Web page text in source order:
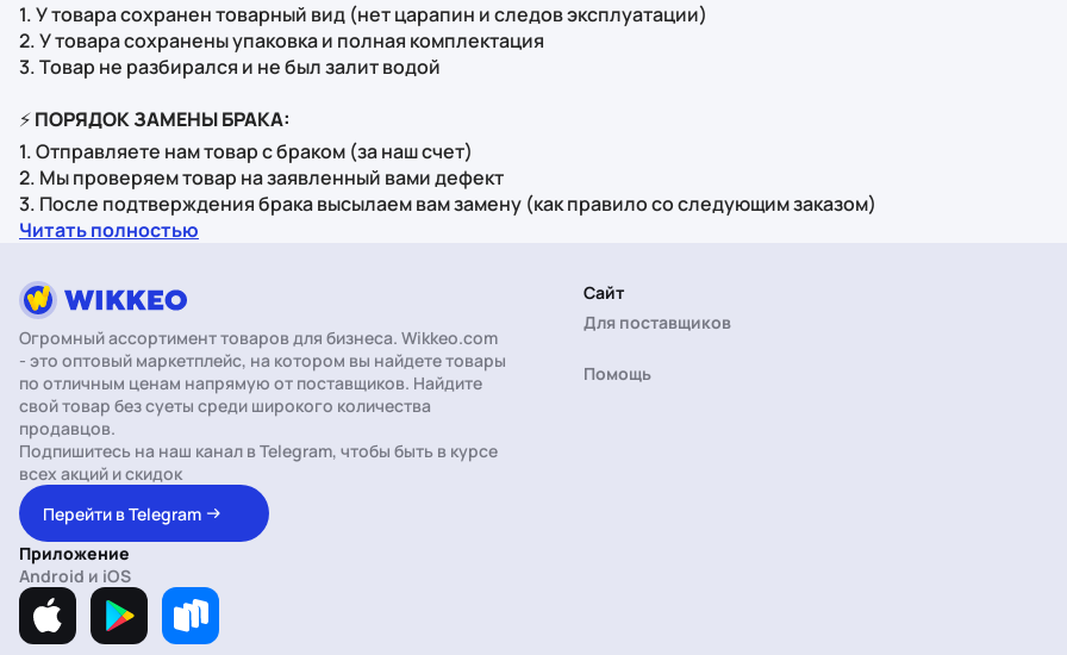
1. У товара сохранен товарный вид (нет царапин и следов эксплуатации)
2. У товара сохранены упаковка и полная комплектация
3. Товар не разбирался и не был залит водой
⚡ПОРЯДОК ЗАМЕНЫ БРАКА:
1. Отправляете нам товар с браком (за наш счет)
2. Мы проверяем товар на заявленный вами дефект
3. После подтверждения брака высылаем вам замену (как правило со следующим заказом)
Читать полностью
Огромный ассортимент товаров для бизнеса. Wikkeo.com
- это оптовый маркетплейс, на котором вы найдете товары
по отличным ценам напрямую от поставщиков. Найдите
свой товар без суеты среди широкого количества
продавцов.
Подпишитесь на наш канал в Telegram, чтобы быть в курсе
всех акций и скидок
Перейти в Telegram
Сайт
Для поставщиков
Помощь
Приложение
Android и iOS